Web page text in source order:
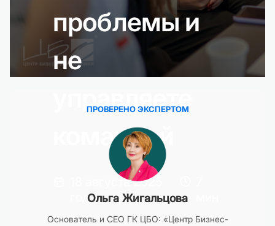
проблемы и
не
управляете
командой
18 августа 2025
года
ПРОВЕРЕНО ЭКСПЕРТОМ
Ольга Жигальцова
Основатель и CEO ГК ЦБО: «Центр Бизнес-